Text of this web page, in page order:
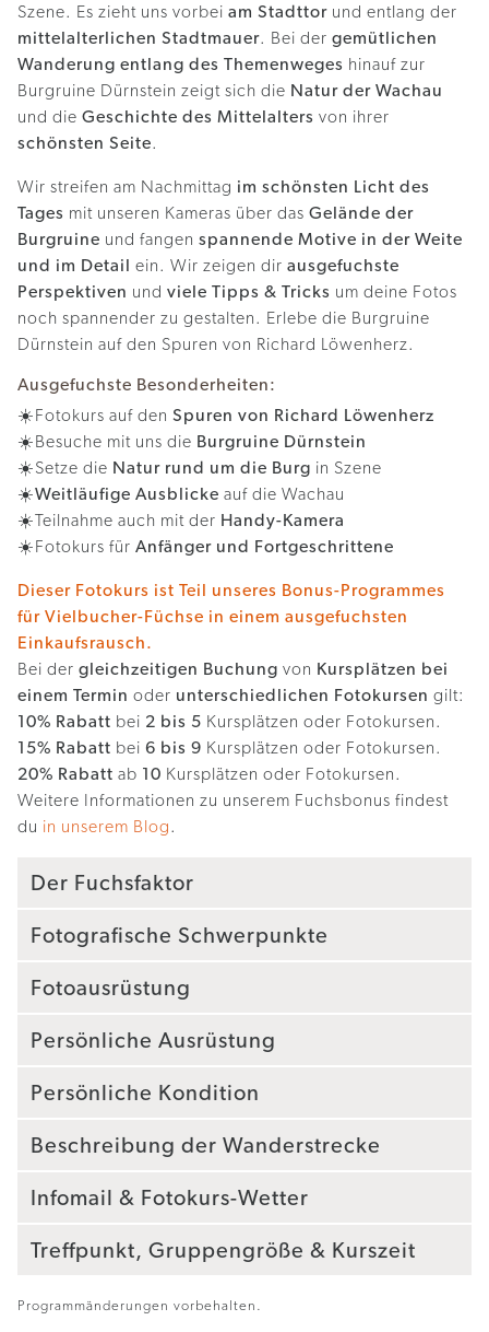
Szene. Es zieht uns vorbei am Stadttor und entlang der
mittelalterlichen Stadtmauer. Bei der gemütlichen
Wanderung entlang des Themenweges hinauf zur
Burgruine Dürnstein zeigt sich die Natur der Wachau
und die Geschichte des Mittelalters von ihrer
schönsten Seite.
Wir streifen am Nachmittag im schönsten Licht des
Tages mit unseren Kameras über das Gelände der
Burgruine und fangen spannende Motive in der Weite
und im Detail ein. Wir zeigen dir ausgefuchste
Perspektiven und viele Tipps & Tricks um deine Fotos
noch spannender zu gestalten. Erlebe die Burgruine
Dürnstein auf den Spuren von Richard Löwenherz.
Ausgefuchste Besonderheiten:
☀️Fotokurs auf den Spuren von Richard Löwenherz
☀️Besuche mit uns die Burgruine Dürnstein
☀️Setze die Natur rund um die Burg in Szene
☀️Weitläufige Ausblicke auf die Wachau
☀️Teilnahme auch mit der Handy-Kamera
☀️Fotokurs für Anfänger und Fortgeschrittene
Dieser Fotokurs ist Teil unseres Bonus-Programmes
für Vielbucher-Füchse in einem ausgefuchsten
Einkaufsrausch.
Bei der gleichzeitigen Buchung von Kursplätzen bei
einem Termin oder unterschiedlichen Fotokursen gilt:
10% Rabatt bei 2 bis 5 Kursplätzen oder Fotokursen.
15% Rabatt bei 6 bis 9 Kursplätzen oder Fotokursen.
20% Rabatt ab 10 Kursplätzen oder Fotokursen.
Weitere Informationen zu unserem Fuchsbonus findest
du in unserem Blog.
Der Fuchsfaktor
Fotografische Schwerpunkte
Fotoausrüstung
Persönliche Ausrüstung
Persönliche Kondition
Beschreibung der Wanderstrecke
Infomail & Fotokurs-Wetter
Treffpunkt, Gruppengröße & Kurszeit
Programmänderungen vorbehalten.